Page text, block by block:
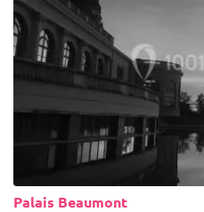
Palais Beaumont